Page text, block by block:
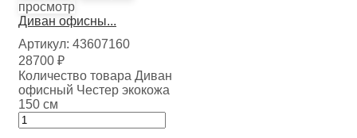
просмотр
Диван офисны...
Артикул: 43607160
28700 ₽
Количество товара Диван
офисный Честер экокожа
150 см